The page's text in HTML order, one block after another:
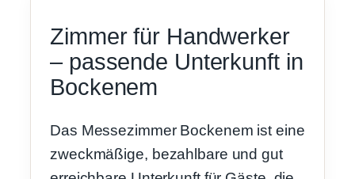
Zimmer für Handwerker
– passende Unterkunft in
Bockenem
Das Messezimmer Bockenem ist eine
zweckmäßige, bezahlbare und gut